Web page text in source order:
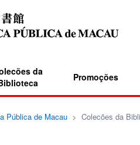
da
Promoções
Pública de Macau> Colecões da